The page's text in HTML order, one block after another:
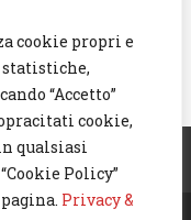
cookie propri e
“Accetto”
cookie,
qualsiasi
Policy”
Privacy &